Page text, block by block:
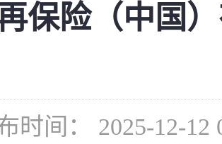
保险（中国
时间： 2025-12-